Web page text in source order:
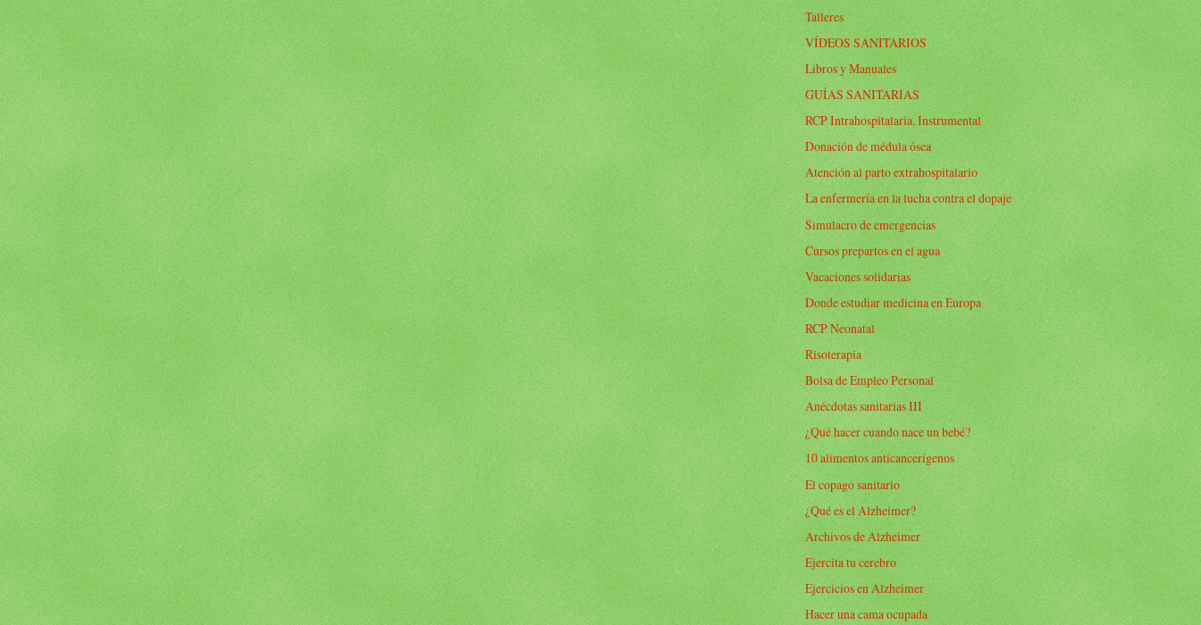
Talleres
VÍDEOS SANITARIOS
Libros y Manuales
GUÍAS SANITARIAS
RCP Intrahospitalaria. Instrumental
Donación de médula ósea
Atención al parto extrahospitalario
La enfermería en la lucha contra el dopaje
Simulacro de emergencias
Cursos prepartos en el agua
Vacaciones solidarias
Donde estudiar medicina en Europa
RCP Neonatal
Risoterapia
Bolsa de Empleo Personal
Anécdotas sanitarias III
¿Qué hacer cuando nace un bebé?
10 alimentos anticancerígenos
El copago sanitario
¿Qué es el Alzheimer?
Archivos de Alzheimer
Ejercita tu cerebro
Ejercicios en Alzheimer
Hacer una cama ocupada